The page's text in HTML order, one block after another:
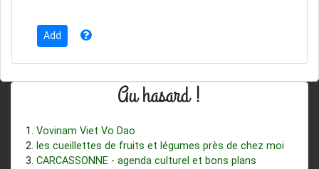
Au hasard !
Vovinam Viet Vo Dao
les cueillettes de fruits et légumes près de chez moi
CARCASSONNE - agenda culturel et bons plans